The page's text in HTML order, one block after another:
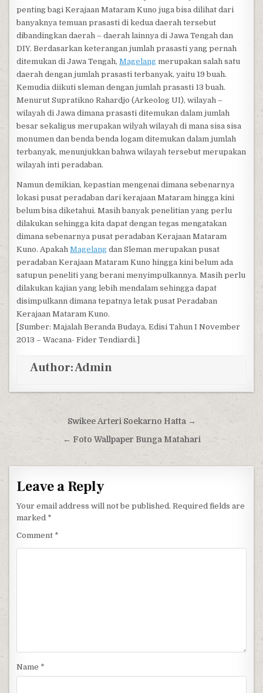
penting bagi Kerajaan Mataram Kuno juga bisa dilihat dari
banyaknya temuan prasasti di kedua daerah tersebut
dibandingkan daerah – daerah lainnya di Jawa Tengah dan
DIY. Berdasarkan keterangan jumlah prasasti yang pernah
ditemukan di Jawa Tengah,Magelang merupakan salah satu
daerah dengan jumlah prasasti terbanyak, yaitu 19 buah.
Kemudia diikuti sleman dengan jumlah prasasti 13 buah.
Menurut Supratikno Rahardjo (Arkeolog UI), wilayah –
wilayah di Jawa dimana prasasti ditemukan dalam jumlah
besar sekaligus merupakan wilyah wilayah di mana sisa sisa
monumen dan benda benda logam ditemukan dalam jumlah
terbanyak, menunjukkan bahwa wilayah tersebut merupakan
wilayah inti peradaban.
Namun demikian, kepastian mengenai dimana sebenarnya
lokasi pusat peradaban dari kerajaan Mataram hingga kini
belum bisa diketahui. Masih banyak penelitian yang perlu
dilakukan sehingga kita dapat dengan tegas mengatakan
dimana sebenarnya pusat peradaban Kerajaan Mataram
Kuno. ApakahMagelang dan Sleman merupakan pusat
peradaban Kerajaan Mataram Kuno hingga kini belum ada
satupun peneliti yang berani menyimpulkannya. Masih perlu
dilakukan kajian yang lebih mendalam sehingga dapat
disimpulkann dimana tepatnya letak pusat Peradaban
Kerajaan Mataram Kuno.
[Sumber: Majalah Beranda Budaya, Edisi Tahun I November
2013 – Wacana- Fider Tendiardi.]
Author:Admin
Post navigationSwikee Arteri Soekarno Hatta →
← Foto Wallpaper Bunga Matahari
Leave a Reply
Your email address will not be published. Required fields are
marked *
Comment *
Name *